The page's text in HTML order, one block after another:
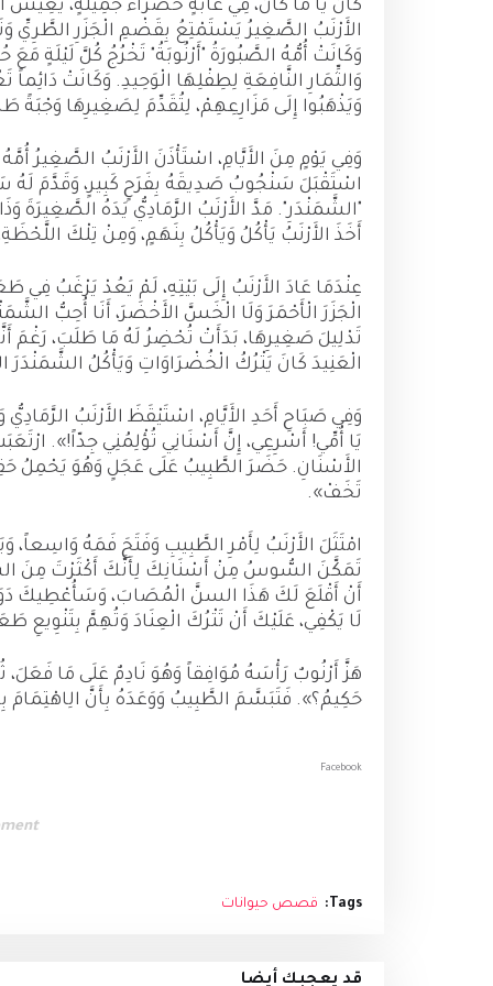
كَانَ يَا مَا كَانَ، فِي غَابَةٍ خَضْرَاءَ جَمِيلَةٍ،
الأَرْنَبُ الصَّغِيرُ يَسْتَمْتِعُ بِقَضْمِ الْجَزَرِ الطَّرِيِّ
وَكَانَتْ أُمُّهُ الصَّبُورَةُ "أَرْنُوبَةُ" تَخْرُجُ كُلَّ لَيْلَةٍ
وَالثِّمَارِ النَّافِعَةِ لِطِفْلِهَا الْوَحِيدِ. وَكَانَتْ
وَيَذْهَبُوا إِلَى مَزَارِعِهِمْ، لِتُقَدِّمَ لِصَغِيرِهَا وَجْبَةً
وَفِي يَوْمٍ مِنَ الأَيَّامِ، اسْتَأْذَنَ الأَرْنَبُ الصَّغِيرُ
اسْتَقْبَلَ سَنْجُوبُ صَدِيقَهُ بِفَرَحٍ كَبِيرٍ، وَقَدَّمَ لَهُ
"الشَّمَنْدَرِ". مَدَّ الأَرْنَبُ الرَّمَادِيُّ يَدَهُ الصَّغِيرَةَ
أَخَذَ الأَرْنَبُ يَأْكُلُ وَيَأْكُلُ بِنَهَمٍ، وَمِنْ تِلْكَ
عِنْدَمَا عَادَ الأَرْنَبُ إِلَى بَيْتِهِ، لَمْ يَعُدْ يَرْغَبُ فِي
الْجَزَرَ الْأَحْمَرَ وَلَا الْخَسَّ الأَخْضَرَ، أَنَا أُحِبُّ
تَدْلِيلَ صَغِيرِهَا، بَدَأَتْ تُحْضِرُ لَهُ مَا طَلَبَ، رَغْمَ
الْعَنِيدَ كَانَ يَتْرُكُ الْخُضْرَاوَاتِ وَيَأْكُلُ
وَفِي صَبَاحِ أَحَدِ الأَيَّامِ، اسْتَيْقَظَ الأَرْنَبُ
يَا أُمِّي! أَسْرِعِي، إِنَّ أَسْنَانِي تُؤْلِمُنِي جِدّاً!».
الأَسْنَانِ. حَضَرَ الطَّبِيبُ عَلَى عَجَلٍ وَهُوَ يَحْمِلُ
تَخَفْ».
امْتَثَلَ الأَرْنَبُ لِأَمْرِ الطَّبِيبِ وَفَتَحَ فَمَهُ
تَمَكَّنَ السُّوسُ مِنْ أَسْنَانِكَ لِأَنَّكَ أَكْثَرْتَ مِنَ
أَنْ أَقْلَعَ لَكَ هَذَا السنَّ الْمُصَابَ، وَسَأُعْطِيكَ
لَا يَكْفِي، عَلَيْكَ أَنْ تَتْرُكَ الْعِنَادَ وَتُهِمَّ
هَزَّ أَرْنُوبٌ رَأْسَهُ مُوَافِقاً وَهُوَ نَادِمٌ عَلَى مَا
حَكِيمُ؟». فَتَبَسَّمَ الطَّبِيبُ وَوَعَدَهُ بِأَنَّ
Facebook
Tags: قصص حيوانات
قد يعجبك أيضا